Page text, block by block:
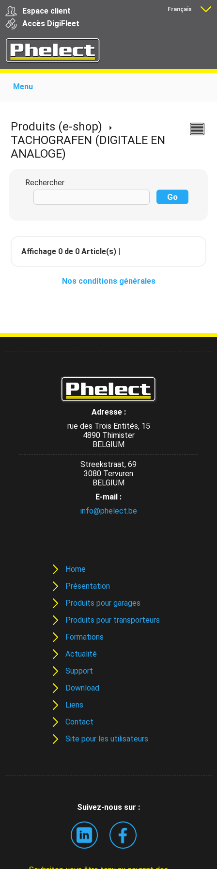
Espace client
Accès DigiFleet
Français
Menu
Produits pour transporteurs
Formations
Actualité
Support Download
Liens
Contact
Produits (e-shop)
TACHOGRAFEN (DIGITALE EN
ANALOGE)
Rechercher
Affichage 0 de 0 Article(s) |
Nos conditions générales
Adresse :
rue des Trois Entités, 15
4890 Thimister
BELGIUM
Streekstraat, 69
3080 Tervuren
BELGIUM
E-mail :
info@phelect.be
Home
Présentation
Produits pour garages
Produits pour transporteurs
Formations
Actualité
Support
Download
Liens
Contact
Site pour les utilisateurs
Suivez-nous sur :